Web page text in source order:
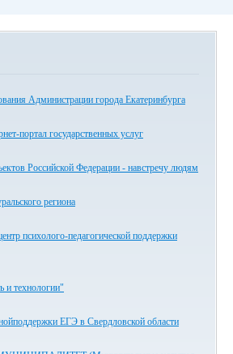
Администрации города Екатеринбурга
портал государственных услуг
Российской Федерации - навстречу людям
региона
психолого-педагогической поддержки
и технологии"
ЕГЭ в Свердловской области